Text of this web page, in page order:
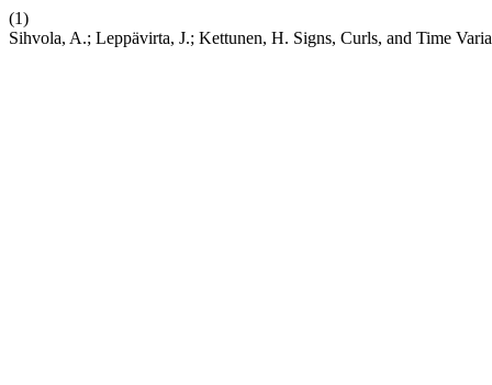
(1)
Sihvola, A.; Leppävirta, J.; Kettunen, H. Signs, Curls, and Time